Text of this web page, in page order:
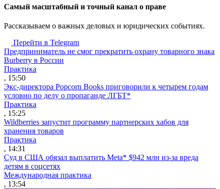
Cамый масштабный и точный канал о праве
Рассказываем о важных деловых и юридических событиях.
Перейти в Telegram
Предприниматель не смог прекратить охрану товарного знака
Burberry в России
Практика
, 15:50
Экс-директора Popcorn Books приговорили к четырем годам
условно по делу о пропаганде ЛГБТ*
Практика
, 15:25
Wildberries запустит программу партнерских хабов для
хранения товаров
Практика
, 14:31
Суд в США обязал выплатить Meta* $942 млн из-за вреда
детям в соцсетях
Международная практика
, 13:54